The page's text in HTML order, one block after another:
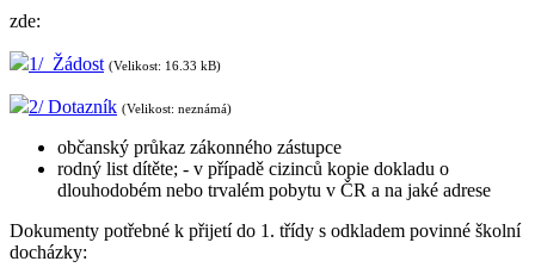
zde:
1/ Žádost (Velikost: 16.33 kB)
2/ Dotazník (Velikost: neznámá)
občanský průkaz zákonného zástupce
rodný list dítěte; - v případě cizinců kopie dokladu o
dlouhodobém nebo trvalém pobytu v ČR a na jaké adrese
Dokumenty potřebné k přijetí do 1. třídy s odkladem povinné školní
docházky: